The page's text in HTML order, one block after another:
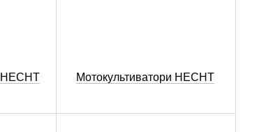
HECHT Мотокультиватори HECHT